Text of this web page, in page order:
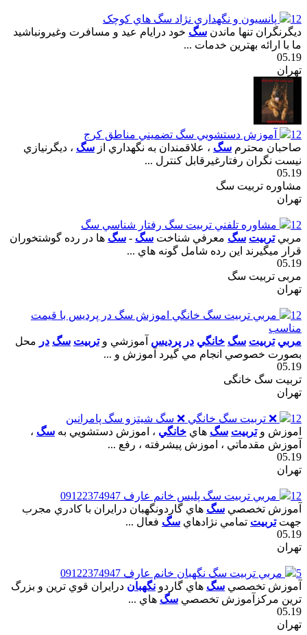
12
پانسيون و نگهداري نژاد سگ هاي کوچک
ديگرنگران تنها ماندن سگ خود درايام عيد و مسافرت وغيرونباشيد
ما با ارائه بهترين خدمات ...
05.19
تهران
12
آموزش دستشويي سگ تضميني مناطق کرج
صاحبان محترم سگ ، علاقمندان به نگهداري از سگ ، ديگرنيازي
نيست نگران رفتارغيرقابل کنترل ...
05.19
مشاوره تربیت سگ
تهران
12
مشاوره تلفني تربيت سگ رفتار شناسي سگ
مربيتربيت سگ معرفي شناخت سگ - سگ ها در رده گوشتخوران
قرار ميگيرند اين رده شامل گونه هاي ...
05.19
مربی تربیت سگ
تهران
12
مربي تربيت سگ خانگي اموزش سگ در پرديس با قيمت
مناسب
مربي تربيت سگ خانگي در پرديس آموزشي وتربيت سگ در محل
بصورت خصوصي انجام مي گيرد آموزش و ...
05.19
تربیت سگ خانگی
تهران
12
❌ تربيت سگ خانگي ❌ سگ شيتزو سگ پامرانين
اموزش وتربيت سگ هاي خانگي ، اموزش دستشويي به سگ ،
آموزش مقدماتي ، اموزش پيشرفته ، رفع ...
05.19
تهران
12
مربي تربيت سگ پليس خانم عارف 09122374947
آموزش تخصصي سگ هاي گاردونگهبان درايران با کادري مجرب
جهتتربيت تمامي نژادهاي سگ فعال ...
05.19
تهران
5
مربي تربيت سگ نگهبان خانم عارف 09122374947
آموزش تخصصي سگ هاي گاردو نگهبان درايران قوي ترين و بزرگ
ترين مرکزآموزش تخصصي سگ هاي ...
05.19
تهران